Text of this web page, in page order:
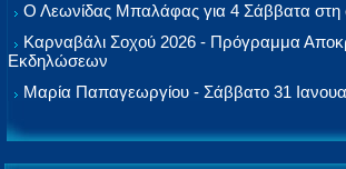
Ο Λεωνίδας Μπαλάφας για 4 Σάββατα στη
Καρναβάλι Σοχού 2026 - Πρόγραμμα
Εκδηλώσεων
Μαρία Παπαγεωργίου - Σάββατο 31